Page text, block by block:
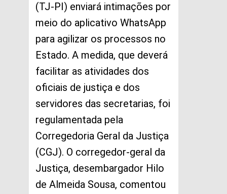
(TJ-PI) enviará intimações por
meio do aplicativo WhatsApp
para agilizar os processos no
Estado. A medida, que deverá
facilitar as atividades dos
oficiais de justiça e dos
servidores das secretarias, foi
regulamentada pela
Corregedoria Geral da Justiça
(CGJ). O corregedor-geral da
Justiça, desembargador Hilo
de Almeida Sousa, comentou